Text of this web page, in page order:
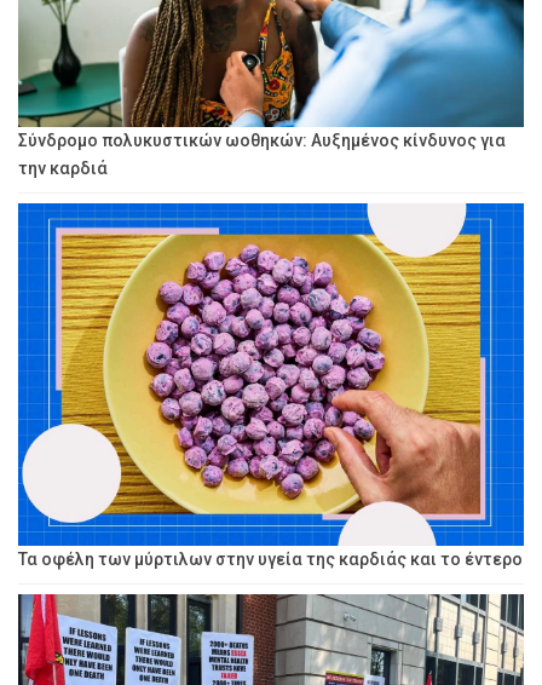
Σύνδρομο πολυκυστικών ωοθηκών: Αυξημένος κίνδυνος για
την καρδιά
Τα οφέλη των μύρτιλων στην υγεία της καρδιάς και το έντερο